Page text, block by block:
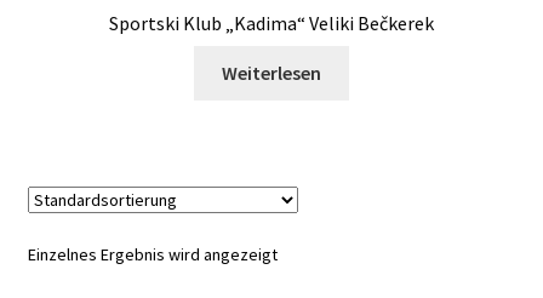
Sportski Klub „Kadima“ Veliki Bečkerek
Weiterlesen
Einzelnes Ergebnis wird angezeigt